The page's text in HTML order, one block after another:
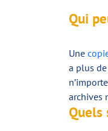
Qui
Une
a plus de
archives
Quels